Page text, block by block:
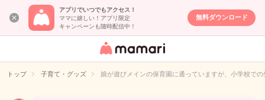
アプリでいつでもアクセス！
ママに嬉しい！アプリ限定
キャンペーンも随時配信中！
無料ダウンロード
女性専用匿名QA
イト
トップ 子育て・グッズ 娘が遊びメインの保育園に通っていますが、小学校で